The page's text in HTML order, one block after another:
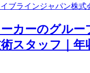
ーカーのグル
スタッフ｜年